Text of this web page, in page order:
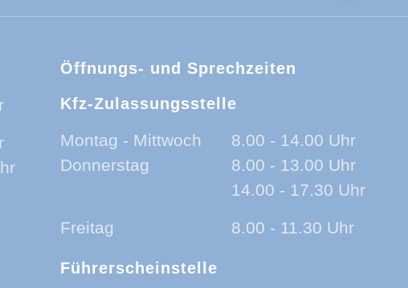
Öffnungs- und Sprechzeiten
Kfz-Zulassungsstelle
Montag - Mittwoch
8.00 - 14.00 Uhr
Donnerstag
8.00 - 13.00 Uhr
14.00 - 17.30 Uhr
Freitag 8.00 - 11.30 Uhr
Führerscheinstelle